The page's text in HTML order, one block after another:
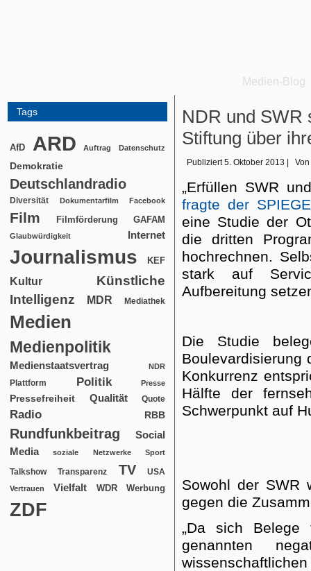
Medien-Blog
Tags
AfD ARD Auftrag Datenschutz
Demokratie
Deutschlandradio
Diversität Dokumentarfilm Facebook
Film Filmförderung GAFAM
Glaubwürdigkeit Internet
Journalismus KEF
Kultur
Künstliche
Intelligenz
MDR Mediathek
Medien
Medienpolitik
Medienstaatsvertrag NDR
Plattform Politik Presse
Pressefreiheit Qualität Quote
Radio RBB
Rundfunkbeitrag
Social
Media
soziale Netzwerke Sport
Talkshow Transparenz TV USA
Vertrauen Vielfalt WDR Werbung
ZDF
NDR und SWR
Stiftung über
Publiziert 5. Oktober 2013 Von
„Erfüllen SWR
fragte der
eine Studie der
die dritten
hochrechnen.
stark auf
Aufbereitung
Die Studie
Boulevardisierung
Konkurrenz
Hälfte der
Schwerpunkt auf
Sowohl der SWR
gegen die
„Da sich
genannten